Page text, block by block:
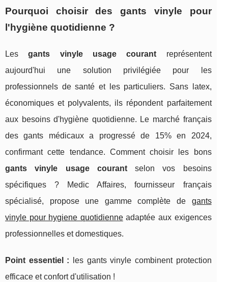
Pourquoi choisir des gants vinyle pour
l'hygiène quotidienne ?
Lesgants vinyle usage courant représentent
aujourd'hui une solution privilégiée pour les
professionnels de santé et les particuliers. Sans latex,
économiques et polyvalents, ils répondent parfaitement
aux besoins d'hygiène quotidienne. Le marché français
des gants médicaux a progressé de 15% en 2024,
confirmant cette tendance. Comment choisir les bons
gants vinyle usage courantselon vos besoins
spécifiques ? Medic Affaires, fournisseur français
spécialisé, propose une gamme complète de gants
vinyle pour hygiene quotidienneadaptée aux exigences
professionnelles et domestiques.
Point essentiel : les gants vinyle combinent protection
efficace et confort d'utilisation !